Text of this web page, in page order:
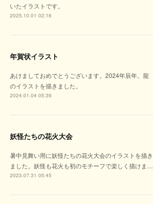
いたイラストです。
2025.10.01 02:16
年賀状イラスト
あけましておめでとうございます。2024年辰年。龍
のイラストを描きました。
2024.01.04 05:39
妖怪たちの花火大会
暑中見舞い用に妖怪たちの花火大会のイラストを描き
ました。妖怪も花火も初のモチーフで楽しく描けま…
2023.07.31 05:45